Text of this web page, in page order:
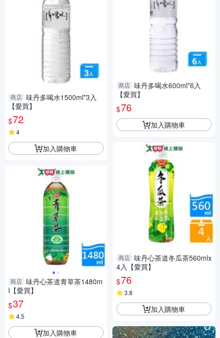
商店 味丹多喝水1500ml*3入
【愛買】
$72
4
加入購物車
商店 味丹心茶道青草茶1480m
l【愛買】
$37
4.5
加入購物車
商店 味丹多喝水600ml*6入
【愛買】
$76
加入購物車
商店 味丹心茶道冬瓜茶560mlx
4入【愛買】
$76
3.8
加入購物車